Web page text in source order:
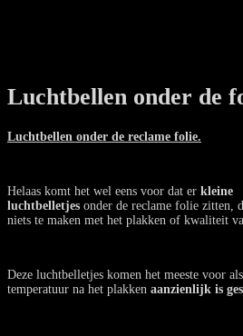
Luchtbellen onder de
Luchtbellen onder de reclame folie.
Helaas komt het wel eens voor dat er kleine
luchtbelletjes onder de reclame folie zitten,
niets te maken met het plakken of kwaliteit
Deze luchtbelletjes komen het meeste voor
temperatuur na het plakken aanzienlijk is